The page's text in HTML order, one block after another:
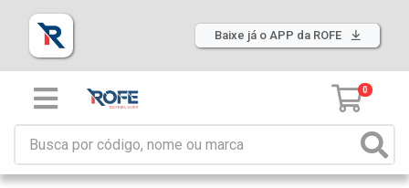
Baixe já o APP da ROFE
0